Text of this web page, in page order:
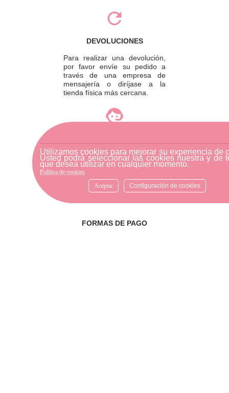
Utilizamos cookies para mejorar su experiencia de
Usted podrá seleccionar las cookies nuestra y de
que desea utilizar en cualquier momento.
Política de cookies
Aceptar
Configuración de cookies
DEVOLUCIONES
Para realizar una devolución,
por favor envíe su pedido a
través de una empresa de
mensajería o diríjase a la
tienda física más cercana.
Si necesitas ayuda, no dudes
en escribirnos por medio de
WhatsApp al número
633540808. Estamos aquí para
resolver tus dudas y ofrecerte
el mejor servicio.
FORMAS DE PAGO